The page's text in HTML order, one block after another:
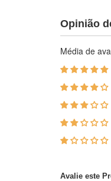
Opinião
Média de
Avalie este